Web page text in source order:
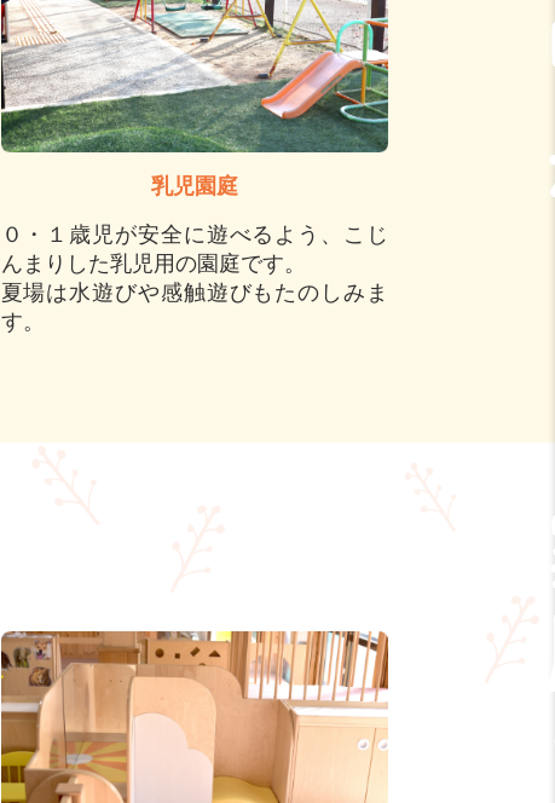
乳児園庭
０・１歳児が安全に遊べるよう、こじ
んまりした乳児用の園庭です。
夏場は水遊びや感触遊びもたのしみま
す。